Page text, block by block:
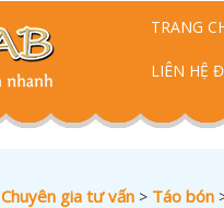
TRANG
LIÊN HỆ
Chuyên gia tư vấn > Táo bón